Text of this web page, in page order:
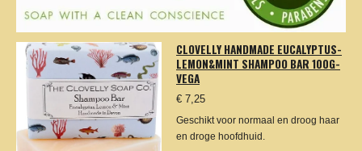
CLOVELLY HANDMADE EUCALYPTUS-
LEMON&MINT SHAMPOO BAR 100G-
VEGA
€ 7,25
Geschikt voor normaal en droog haar
en droge hoofdhuid.